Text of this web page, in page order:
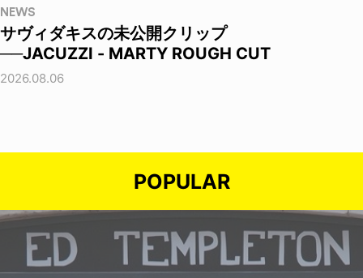
NEWS
サヴィダキスの未公開クリップ
──JACUZZI - MARTY ROUGH CUT
2026.08.06
POPULAR